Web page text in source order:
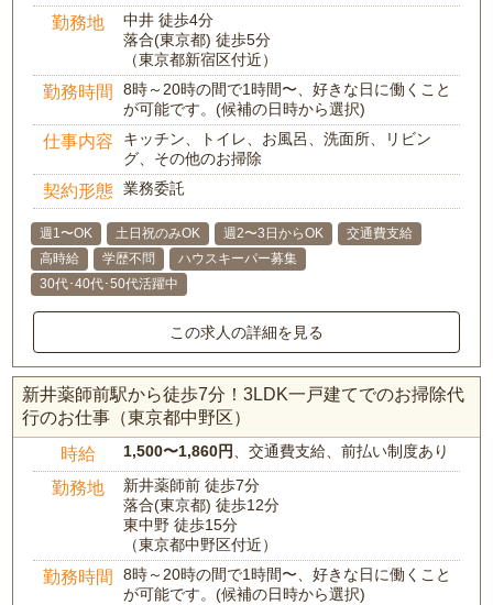
勤務地
中井 徒歩4分
落合(東京都) 徒歩5分
（東京都新宿区付近）
勤務時間
8時～20時の間で1時間〜、好きな日に働くこと
が可能です。(候補の日時から選択)
仕事内容
キッチン、トイレ、お風呂、洗面所、リビン
グ、その他のお掃除
契約形態 業務委託
週1〜OK 土日祝のみOK 週2〜3日からOK
交通費支給
高時給
学歴不問
ハウスキーパー募集
30代･40代･50代活躍中
この求人の詳細を見る
新井薬師前駅から徒歩7分！3LDK一戸建てでのお掃除代
行のお仕事（東京都中野区）
時給 1,500〜1,860円、交通費支給、前払い制度あり
勤務地
新井薬師前 徒歩7分
落合(東京都) 徒歩12分
東中野 徒歩15分
（東京都中野区付近）
勤務時間
8時～20時の間で1時間〜、好きな日に働くこと
が可能です。(候補の日時から選択)